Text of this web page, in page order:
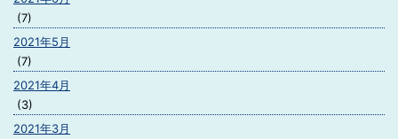
(7)
2021年5月
(7)
2021年4月
(3)
2021年3月